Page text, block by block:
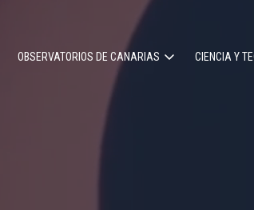
OBSERVATORIOS DE CANARIAS CIENCIA Y